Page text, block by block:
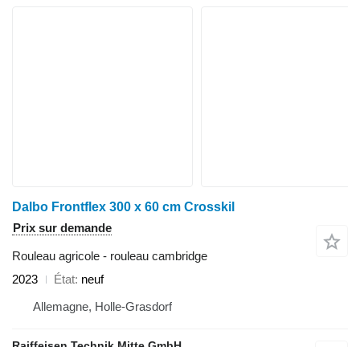
Dalbo Frontflex 300 x 60 cm Crosskil
Prix sur demande
Rouleau agricole - rouleau cambridge
2023
État neuf
Allemagne, Holle-Grasdorf